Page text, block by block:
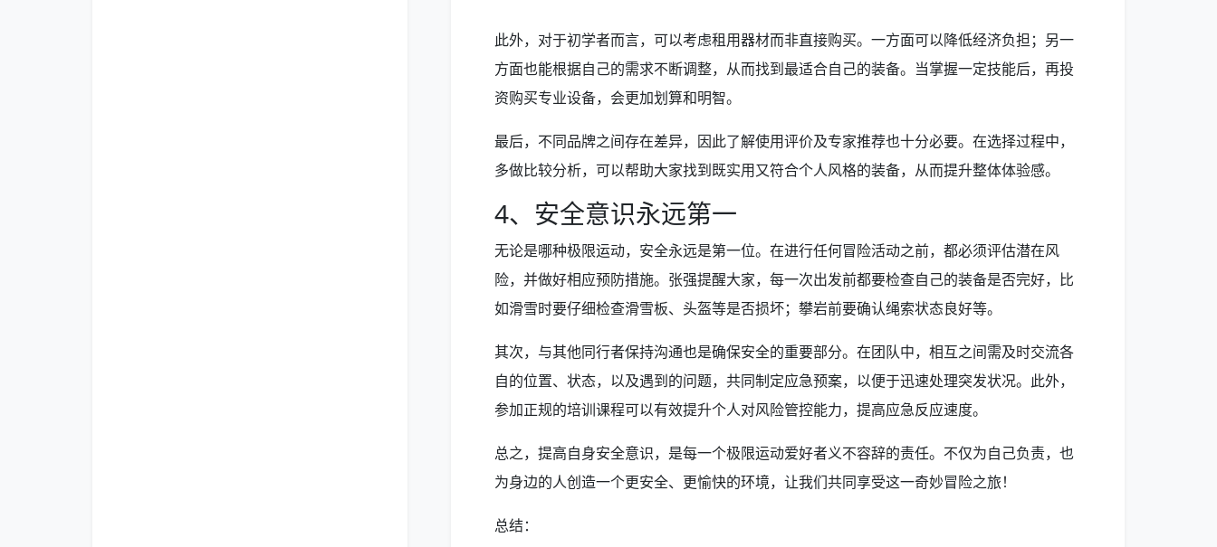
此外，对于初学者而言，可以考虑租用器材而非直接购买。一方面可以降低经济负担；另一
方面也能根据自己的需求不断调整，从而找到最适合自己的装备。当掌握一定技能后，再投
资购买专业设备，会更加划算和明智。
最后，不同品牌之间存在差异，因此了解使用评价及专家推荐也十分必要。在选择过程中，
多做比较分析，可以帮助大家找到既实用又符合个人风格的装备，从而提升整体体验感。
4、安全意识永远第一
无论是哪种极限运动，安全永远是第一位。在进行任何冒险活动之前，都必须评估潜在风
险，并做好相应预防措施。张强提醒大家，每一次出发前都要检查自己的装备是否完好，比
如滑雪时要仔细检查滑雪板、头盔等是否损坏；攀岩前要确认绳索状态良好等。
其次，与其他同行者保持沟通也是确保安全的重要部分。在团队中，相互之间需及时交流各
自的位置、状态，以及遇到的问题，共同制定应急预案，以便于迅速处理突发状况。此外，
参加正规的培训课程可以有效提升个人对风险管控能力，提高应急反应速度。
总之，提高自身安全意识，是每一个极限运动爱好者义不容辞的责任。不仅为自己负责，也
为身边的人创造一个更安全、更愉快的环境，让我们共同享受这一奇妙冒险之旅！
总结：